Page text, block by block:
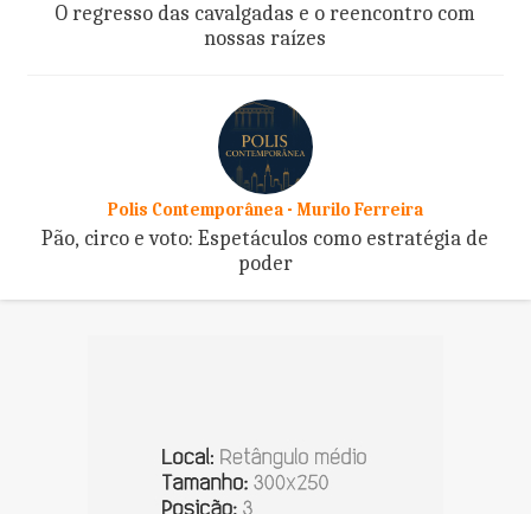
O regresso das cavalgadas e o reencontro com
nossas raízes
Polis Contemporânea - Murilo Ferreira
Pão, circo e voto: Espetáculos como estratégia de
poder